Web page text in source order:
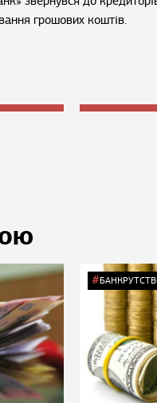
грошових коштів.